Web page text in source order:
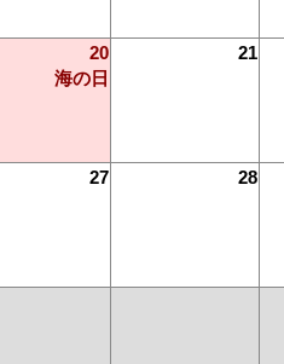
20
海の日
21
27 28